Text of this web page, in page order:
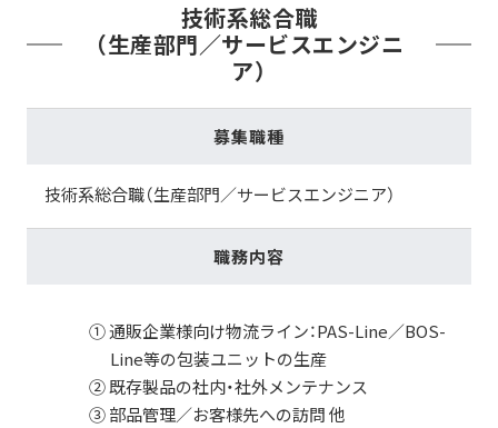
技術系総合職
（生産部門／サービスエンジニ
ア）
募集職種
技術系総合職（生産部門／サービスエンジニア）
職務内容
① 通販企業様向け物流ライン：PAS-Line／BOS-
Line等の包装ユニットの生産
② 既存製品の社内・社外メンテナンス
③ 部品管理／お客様先への訪問 他